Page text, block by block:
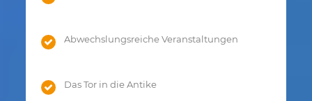
Abwechslungsreiche Veranstaltungen
Das Tor in die Antike